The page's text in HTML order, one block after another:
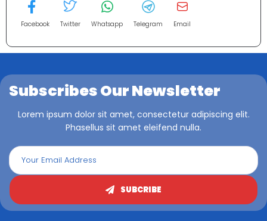
Facebook Twitter Whatsapp Telegram Email
Subscribes Our Newsletter
Lorem ipsum dolor sit amet, consectetur adipiscing elit.
Phasellus sit amet eleifend nulla.
SUBCRIBE